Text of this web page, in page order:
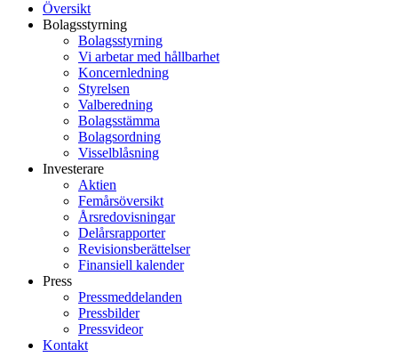
Översikt
Bolagsstyrning
Bolagsstyrning
Vi arbetar med hållbarhet
Koncernledning
Styrelsen
Valberedning
Bolagsstämma
Bolagsordning
Visselblåsning
Investerare
Aktien
Femårsöversikt
Årsredovisningar
Delårsrapporter
Revisionsberättelser
Finansiell kalender
Press
Pressmeddelanden
Pressbilder
Pressvideor
Kontakt